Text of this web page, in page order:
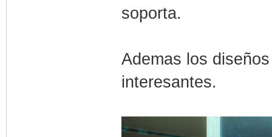
soporta.
Ademas los
interesantes.